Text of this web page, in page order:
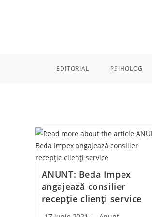
EDITORIAL PSIHOLOG
ANUNT: Beda Impex
angajează consilier
recepție clienți service
Post
Post